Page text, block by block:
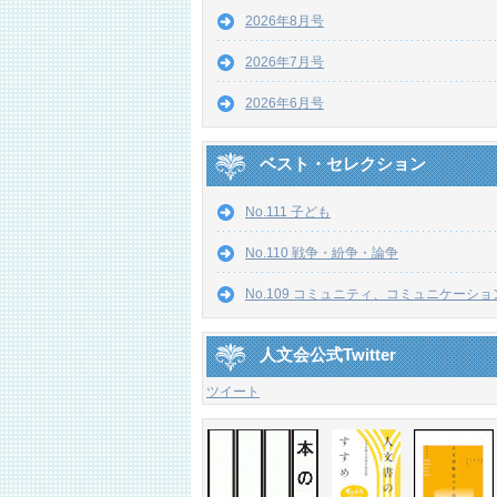
2026年8月号
2026年7月号
2026年6月号
ベスト・セレクション
No.111 子ども
No.110 戦争・紛争・論争
No.109 コミュニティ、コミュニケーショ
人文会公式Twitter
ツイート